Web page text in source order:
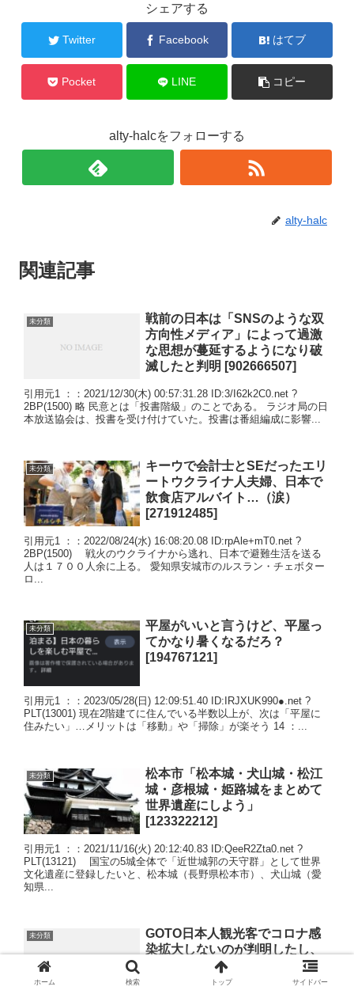
シェアする
Twitter Facebook はてブ
Pocket LINE コピー
alty-halcをフォローする
alty-halc
関連記事
未分類
戦前の日本は「SNSのような双
方向性メディア」によって過激
な思想が蔓延するようになり破
滅したと判明 [902666507]
引用元1 ：：2021/12/30(木) 00:57:31.28 ID:3/I62k2C0.net ?
2BP(1500) 略 民意とは「投書階級」のことである。 ラジオ局の日
本放送協会は、投書を受け付けていた。投書は番組編成に影響...
未分類
キーウで会計士とSEだったエリ
ートウクライナ人夫婦、日本で
飲食店アルバイト…（涙）
[271912485]
引用元1 ：：2022/08/24(水) 16:08:20.08 ID:rpAle+mT0.net ?
2BP(1500) 戦火のウクライナから逃れ、日本で避難生活を送る
人は１７００人余に上る。 愛知県安城市のルスラン・チェボター
ロ...
未分類
平屋がいいと言うけど、平屋っ
てかなり暑くなるだろ？
[194767121]
引用元1 ：：2023/05/28(日) 12:09:51.40 ID:IRJXUK990●.net ?
PLT(13001) 現在2階建てに住んでいる半数以上が、次は「平屋に
住みたい」…メリットは「移動」や「掃除」が楽そう 14 ：...
未分類
松本市「松本城・犬山城・松江
城・彦根城・姫路城をまとめて
世界遺産にしよう」
[123322212]
引用元1 ：：2021/11/16(火) 20:12:40.83 ID:QeeR2Zta0.net ?
PLT(13121) 国宝の5城全体で「近世城郭の天守群」として世界
文化遺産に登録したいと、松本城（長野県松本市）、犬山城（愛
知県...
未分類
GOTO日本人観光客でコロナ感
染拡大しないのが判明したし、
いますぐ中国人観光客を熱烈歓
ホーム 検索 トップ サイドバー